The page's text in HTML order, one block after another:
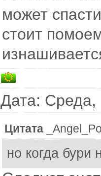
может
стоит
Дата:
Цитата
но когда бури